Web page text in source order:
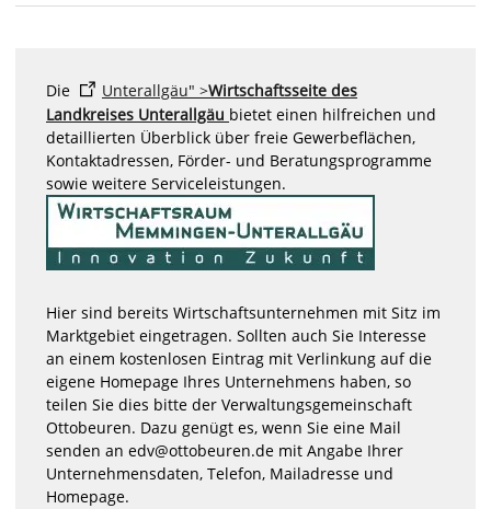
Die Unterallgäu" >Wirtschaftsseite des
Landkreises Unterallgäu bietet einen hilfreichen und
detaillierten Überblick über freie Gewerbeflächen,
Kontaktadressen, Förder- und Beratungsprogramme
sowie weitere Serviceleistungen.
Hier sind bereits Wirtschaftsunternehmen mit Sitz im
Marktgebiet eingetragen. Sollten auch Sie Interesse
an einem kostenlosen Eintrag mit Verlinkung auf die
eigene Homepage Ihres Unternehmens haben, so
teilen Sie dies bitte der Verwaltungsgemeinschaft
Ottobeuren. Dazu genügt es, wenn Sie eine Mail
senden an edv@ottobeuren.de mit Angabe Ihrer
Unternehmensdaten, Telefon, Mailadresse und
Homepage.